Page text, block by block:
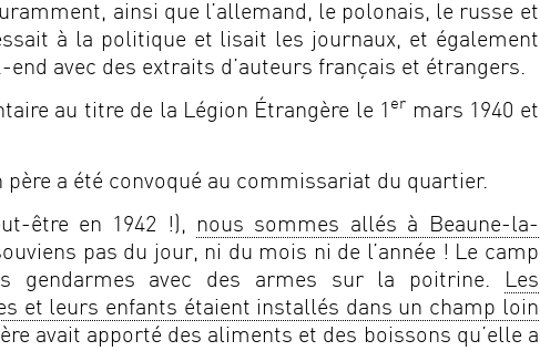
ainsi que l’allemand, le polonais, le russe et
à la politique et lisait les journaux, et également
avec des extraits d’auteurs français et étrangers.
au titre de la Légion Étrangère le 1 er mars 1940 et
père a été convoqué au commissariat du quartier.
être en 1942 !), nous sommes allés à Beaune-la-
pas du jour, ni du mois ni de l’année ! Le camp
gendarmes avec des armes sur la poitrine.
Les
et leurs enfants étaient installés dans un champ loin
avait apporté des aliments et des boissons qu’elle a